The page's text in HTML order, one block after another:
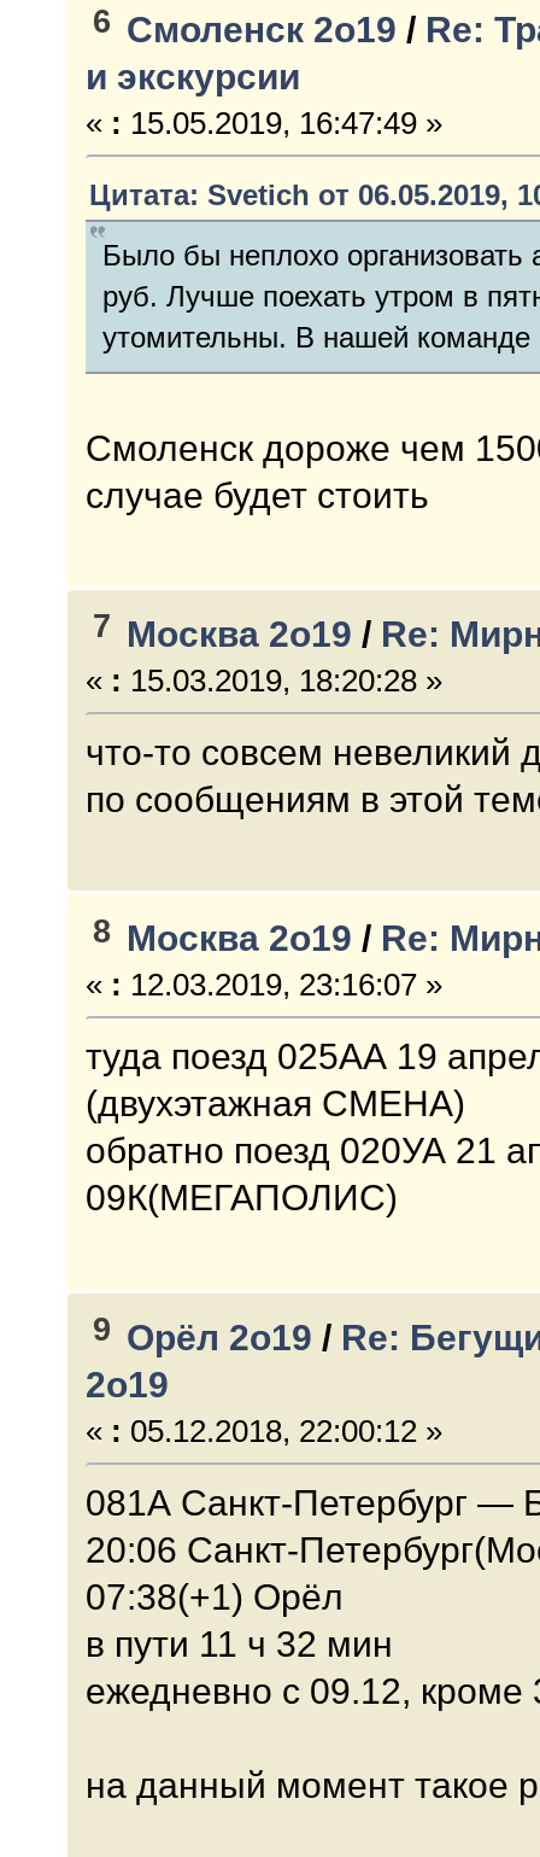
6 Смоленск 2о19 / Re:
и экскурсии
« : 15.05.2019, 16:47:49 »
Цитата: Svetich от 06.05.2019,
Было бы неплохо организовать
руб. Лучше поехать утром в
утомительны. В нашей команде
Смоленск дороже чем
случае будет стоить
7 Москва 2о19 / Re:
« : 15.03.2019, 18:20:28 »
что-то совсем невеликий
по сообщениям в этой
8 Москва 2о19 / Re:
« : 12.03.2019, 23:16:07 »
туда поезд 025АА 19
(двухэтажная СМЕНА)
обратно поезд 020УА 21
09К(МЕГАПОЛИС)
9 Орёл 2о19 / Re:
2о19
« : 05.12.2018, 22:00:12 »
081А Санкт-Петербург —
20:06 Санкт-
07:38(+1) Орёл
в пути 11 ч 32 мин
ежедневно с 09.12, кроме
на данный момент такое